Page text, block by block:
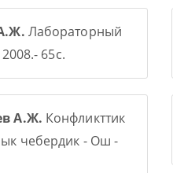
Лабораторный
65с.
А.Ж. Конфликттик
чебердик - Ош -